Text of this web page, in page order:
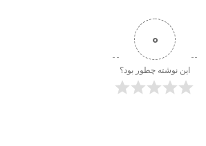
0
این نوشته چطور بود؟